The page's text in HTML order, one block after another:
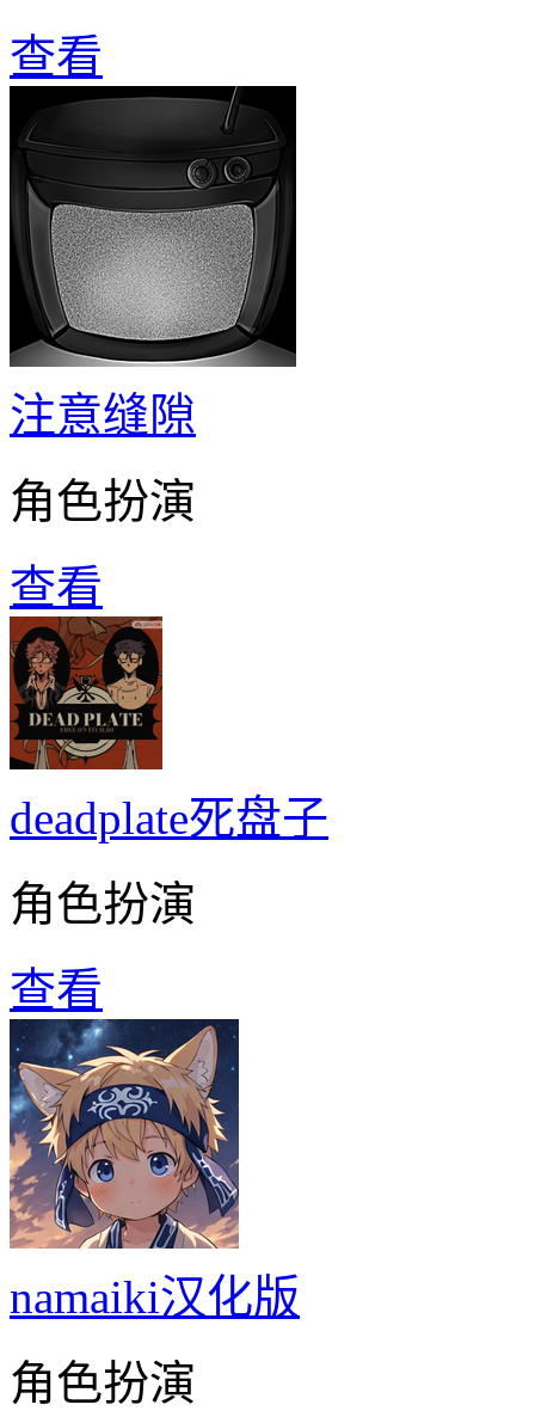
查看
注意缝隙
角色扮演
查看
deadplate死盘子
角色扮演
查看
namaiki汉化版
角色扮演